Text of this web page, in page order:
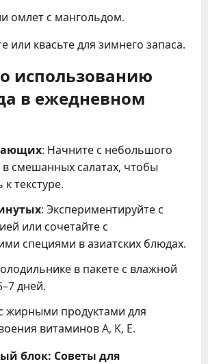
омлет с мангольдом.
или квасьте для зимнего запаса.
использованию
в ежедневном
: Начните с небольшого
в смешанных салатах, чтобы
текстуре.
: Экспериментируйте с
или сочетайте с
специями в азиатских блюдах.
в пакете с влажной
дней.
жирными продуктами для
витаминов A, K, E.
блок: Советы для